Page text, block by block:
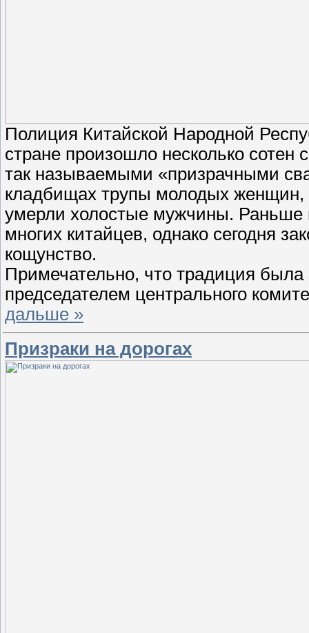
Полиция Китайской Народной
стране произошло несколько
так называемыми «призрачными
кладбищах трупы молодых женщин,
умерли холостые мужчины.
многих китайцев, однако сегодня
кощунство.
Примечательно, что традиция
председателем центрального
дальше »
Призраки на дорогах